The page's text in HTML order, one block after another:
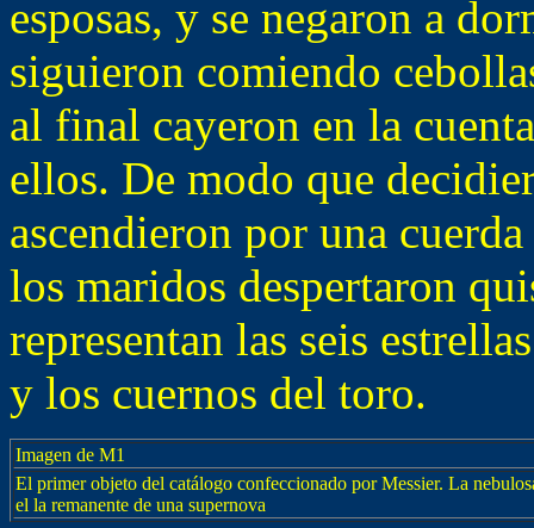
esposas, y se negaron a
siguieron comiendo
al final cayeron en la
ellos. De modo que
ascendieron por una
los maridos despertaron
representan las seis
y los cuernos del toro.
Imagen de M1
El primer objeto del catálogo confeccionado por Messier. La
el la remanente de una supernova